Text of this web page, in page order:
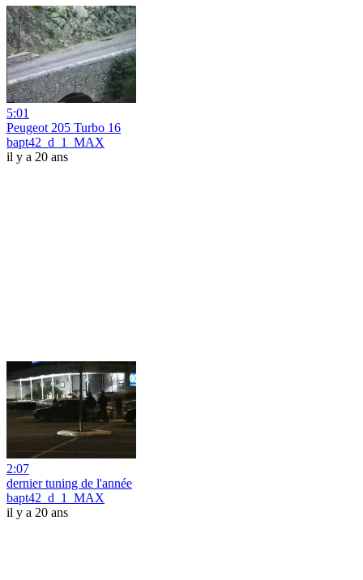
5:01
Peugeot 205 Turbo 16
bapt42_d_1_MAX
il y a 20 ans
2:07
dernier tuning de l'année
bapt42_d_1_MAX
il y a 20 ans